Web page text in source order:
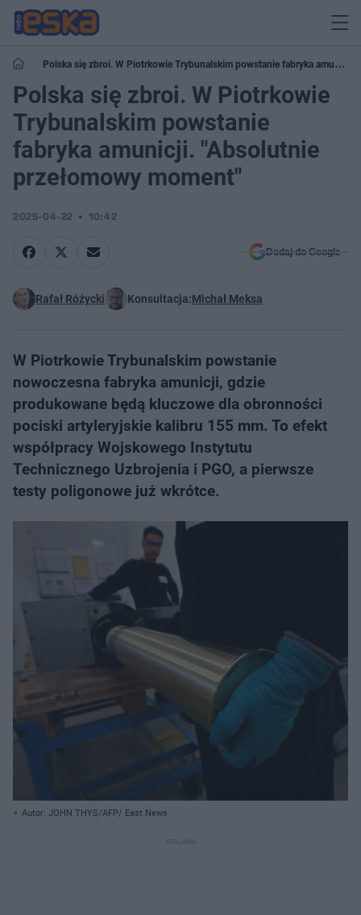
Polska się zbroi. W Piotrkowie Trybunalskim powstanie fabryka amunicji.
"Absolutnie przełomowy moment"
Polska się zbroi. W Piotrkowie
Trybunalskim powstanie
fabryka amunicji. "Absolutnie
przełomowy moment"
2025-04-22 10:42
Dodaj do Google
Rafał Różycki Konsultacja:Michał Meksa
W Piotrkowie Trybunalskim powstanie
nowoczesna fabryka amunicji, gdzie
produkowane będą kluczowe dla obronności
pociski artyleryjskie kalibru 155 mm. To efekt
współpracy Wojskowego Instytutu
Technicznego Uzbrojenia i PGO, a pierwsze
testy poligonowe już wkrótce.
Autor: JOHN THYS/AFP/ East News